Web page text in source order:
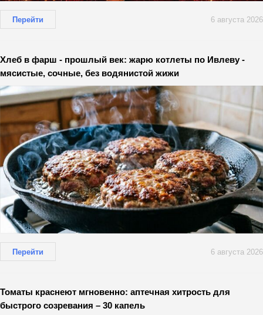
Перейти 6 августа 2026
Хлеб в фарш - прошлый век: жарю котлеты по Ивлеву -
мясистые, сочные, без водянистой жижи
Перейти 6 августа 2026
Томаты краснеют мгновенно: аптечная хитрость для
быстрого созревания – 30 капель